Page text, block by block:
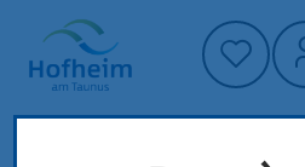
Accueil"